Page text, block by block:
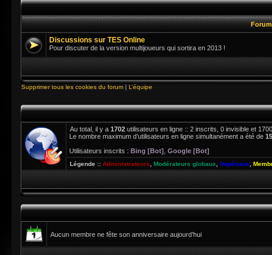
Discussions sur TES Online
Pour discuter de la version multijoueurs qui sortira en 2013 !
Supprimer tous les cookies du forum | L’équipe
Au total, il y a 1702 utilisateurs en ligne :: 2 inscrits, 0 invisible et
Le nombre maximum d’utilisateurs en ligne simultanément a été de
Utilisateurs inscrits : Bing [Bot] Google [Bot]
Légende :: Administrateurs Modérateurs globaux Impériaux
Aucun membre ne fête son anniversaire aujourd’hui